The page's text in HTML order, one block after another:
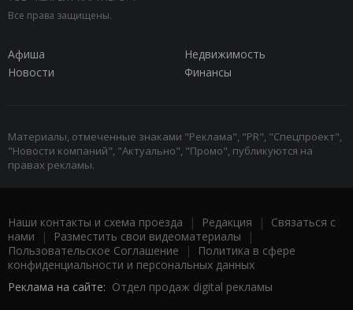
Все права защищены.
Афиша
Недвижимость
Новости
Финансы
Материалы, отмеченные знаками "Реклама", "PR", "Спецпроект",
"Новости компаний", "Актуально", "Промо", публикуются на
правах рекламы.
Наши контакты и схема проезда | Редакция | Связаться с
нами | Разместить свои видеоматериалы |
Пользовательское Соглашение |
Политика в сфере
конфиденциальности и персональных данных
Реклама на сайте: Отдел продаж digital рекламы